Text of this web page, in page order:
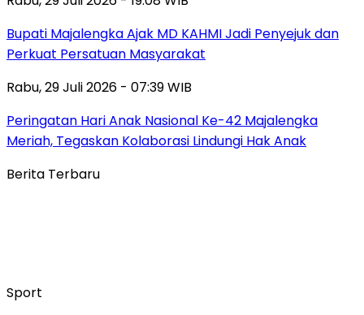
Bupati Majalengka Ajak MD KAHMI Jadi Penyejuk dan
Perkuat Persatuan Masyarakat
Rabu, 29 Juli 2026 - 07:39 WIB
Peringatan Hari Anak Nasional Ke-42 Majalengka
Meriah, Tegaskan Kolaborasi Lindungi Hak Anak
Berita Terbaru
Sport